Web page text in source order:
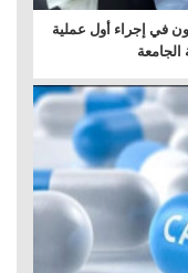
في إجراء أول عملية